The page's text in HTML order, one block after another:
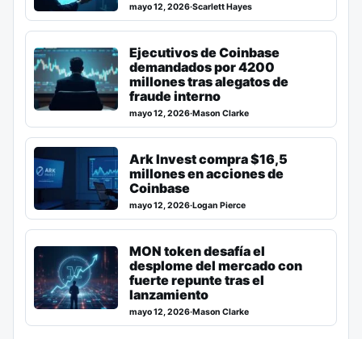
mayo 12, 2026·Scarlett Hayes
Ejecutivos de Coinbase
demandados por 4200
millones tras alegatos de
fraude interno
mayo 12, 2026·Mason Clarke
Ark Invest compra $16,5
millones en acciones de
Coinbase
mayo 12, 2026·Logan Pierce
MON token desafía el
desplome del mercado con
fuerte repunte tras el
lanzamiento
mayo 12, 2026·Mason Clarke